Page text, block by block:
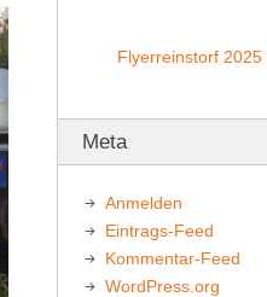
Flyerreinstorf 2025
Meta
Anmelden
Eintrags-Feed
Kommentar-Feed
WordPress.org